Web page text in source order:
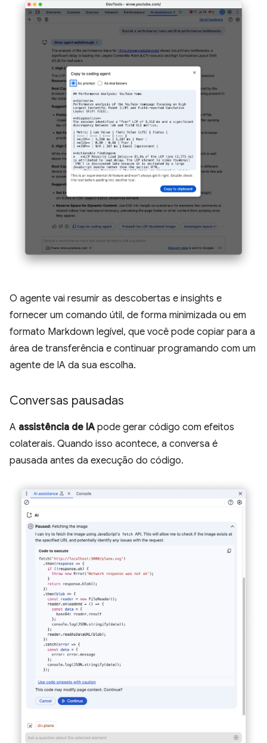
O agente vai resumir as descobertas e insights e
fornecer um comando útil, de forma minimizada ou em
formato Markdown legível, que você pode copiar para a
área de transferência e continuar programando com um
agente de IA da sua escolha.
Conversas pausadas
A assistência de IA pode gerar código com efeitos
colaterais. Quando isso acontece, a conversa é
pausada antes da execução do código.